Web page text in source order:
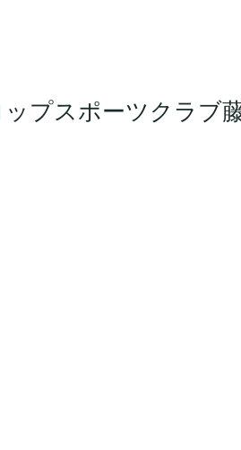
プスポーツクラブ